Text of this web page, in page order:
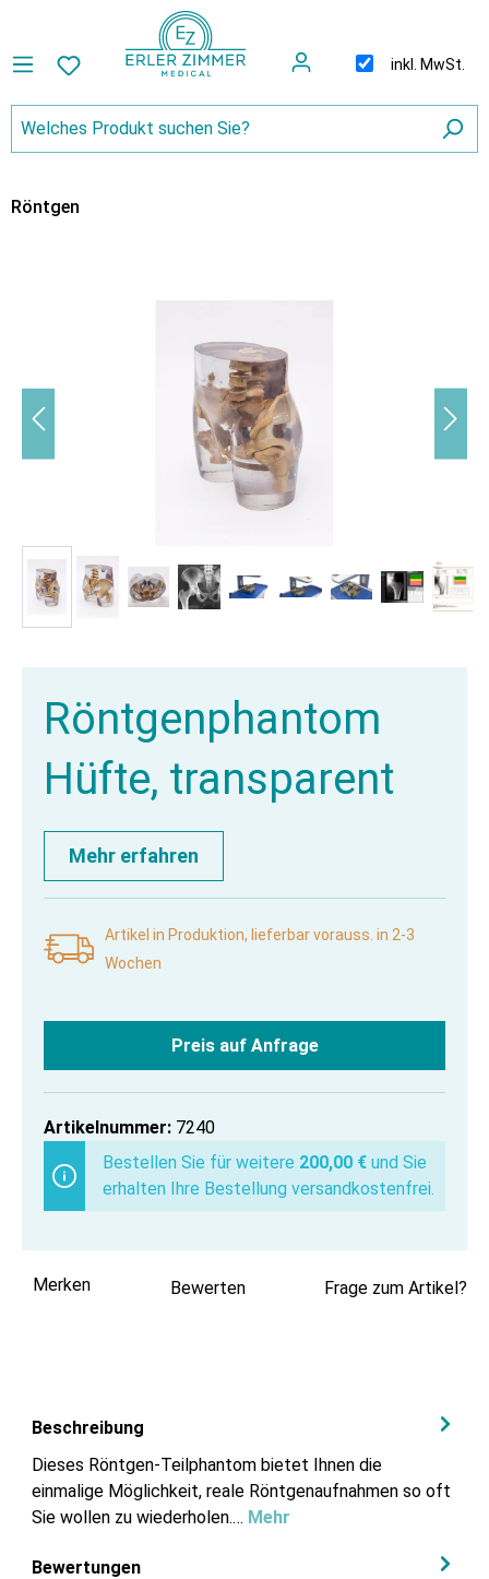
inkl. MwSt.
Röntgen
Röntgenphantom
Hüfte, transparent
Mehr erfahren
Artikel in Produktion, lieferbar vorauss. in 2-3
Wochen
Preis auf Anfrage
Artikelnummer: 7240
Bestellen Sie für weitere 200,00 € und Sie
erhalten Ihre Bestellung versandkostenfrei.
Merken Bewerten Frage zum Artikel?
Beschreibung
Dieses Röntgen-Teilphantom bietet Ihnen die
einmalige Möglichkeit, reale Röntgenaufnahmen so oft
Sie wollen zu wiederholen.… Mehr
Bewertungen